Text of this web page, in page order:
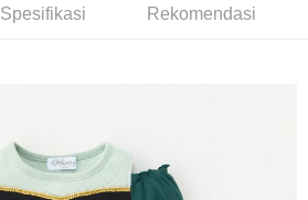
Spesifikasi Rekomendasi